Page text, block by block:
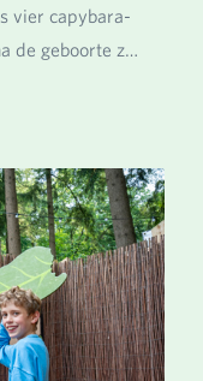
vier capybara-
de geboorte z…